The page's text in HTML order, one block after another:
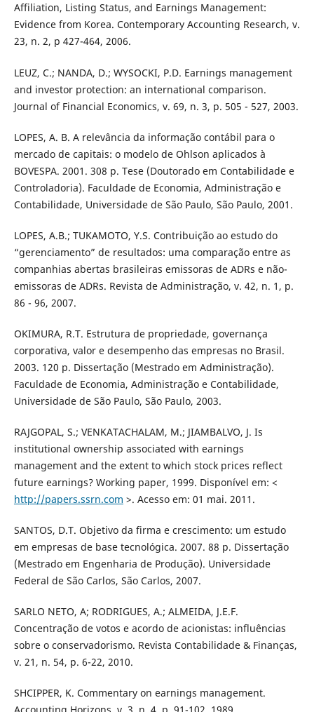
Affiliation, Listing Status, and Earnings Management:
Evidence from Korea. Contemporary Accounting Research, v.
23, n. 2, p 427-464, 2006.
LEUZ, C.; NANDA, D.; WYSOCKI, P.D. Earnings management
and investor protection: an international comparison.
Journal of Financial Economics, v. 69, n. 3, p. 505 - 527, 2003.
LOPES, A. B. A relevância da informação contábil para o
mercado de capitais: o modelo de Ohlson aplicados à
BOVESPA. 2001. 308 p. Tese (Doutorado em Contabilidade e
Controladoria). Faculdade de Economia, Administração e
Contabilidade, Universidade de São Paulo, São Paulo, 2001.
LOPES, A.B.; TUKAMOTO, Y.S. Contribuição ao estudo do
“gerenciamento” de resultados: uma comparação entre as
companhias abertas brasileiras emissoras de ADRs e não-
emissoras de ADRs. Revista de Administração, v. 42, n. 1, p.
86 - 96, 2007.
OKIMURA, R.T. Estrutura de propriedade, governança
corporativa, valor e desempenho das empresas no Brasil.
2003. 120 p. Dissertação (Mestrado em Administração).
Faculdade de Economia, Administração e Contabilidade,
Universidade de São Paulo, São Paulo, 2003.
RAJGOPAL, S.; VENKATACHALAM, M.; JIAMBALVO, J. Is
institutional ownership associated with earnings
management and the extent to which stock prices reflect
future earnings? Working paper, 1999. Disponível em: <
http://papers.ssrn.com >. Acesso em: 01 mai. 2011.
SANTOS, D.T. Objetivo da firma e crescimento: um estudo
em empresas de base tecnológica. 2007. 88 p. Dissertação
(Mestrado em Engenharia de Produção). Universidade
Federal de São Carlos, São Carlos, 2007.
SARLO NETO, A; RODRIGUES, A.; ALMEIDA, J.E.F.
Concentração de votos e acordo de acionistas: influências
sobre o conservadorismo. Revista Contabilidade & Finanças,
v. 21, n. 54, p. 6-22, 2010.
SHCIPPER, K. Commentary on earnings management.
Accounting Horizons, v. 3, n. 4, p. 91-102, 1989.